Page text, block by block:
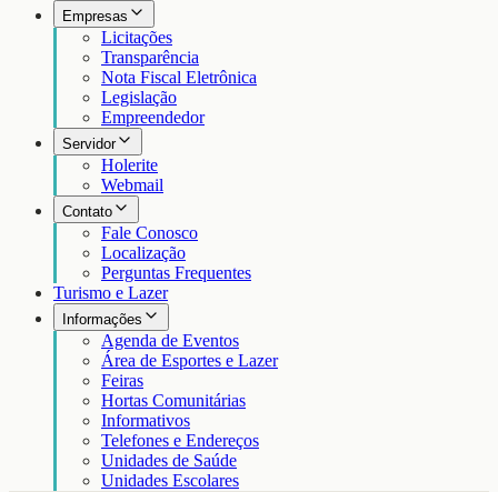
Empresas
Licitações
Transparência
Nota Fiscal Eletrônica
Legislação
Empreendedor
Servidor
Holerite
Webmail
Contato
Fale Conosco
Localização
Perguntas Frequentes
Turismo e Lazer
Informações
Agenda de Eventos
Área de Esportes e Lazer
Feiras
Hortas Comunitárias
Informativos
Telefones e Endereços
Unidades de Saúde
Unidades Escolares